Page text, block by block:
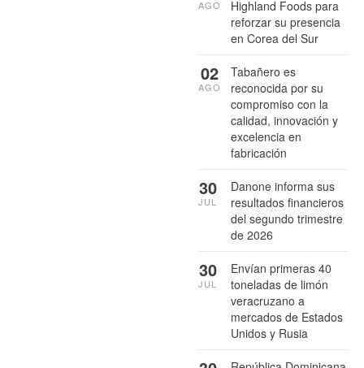
Highland Foods para
reforzar su presencia
en Corea del Sur
AGO
Tabañero es
reconocida por su
compromiso con la
calidad, innovación y
excelencia en
fabricación
02
AGO
Danone informa sus
resultados financieros
del segundo trimestre
de 2026
30
JUL
Envían primeras 40
toneladas de limón
veracruzano a
mercados de Estados
Unidos y Rusia
30
JUL